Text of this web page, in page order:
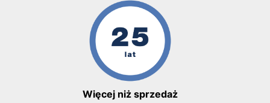
Więcej niż sprzedaż